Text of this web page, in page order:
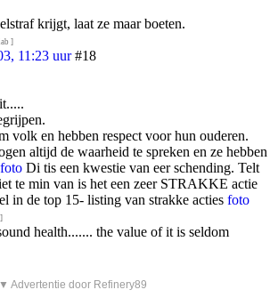
krijgt, laat ze maar boeten.
]
11:23 uur #18
volk en hebben respect voor hun ouderen.
altijd de waarheid te spreken en ze hebben
foto Di tis een kwestie van eer schending. Telt
te min van is het een zeer STRAKKE actie
in de top 15- listing van strakke acties foto
health....... the value of it is seldom
▼ Advertentie door Refinery89